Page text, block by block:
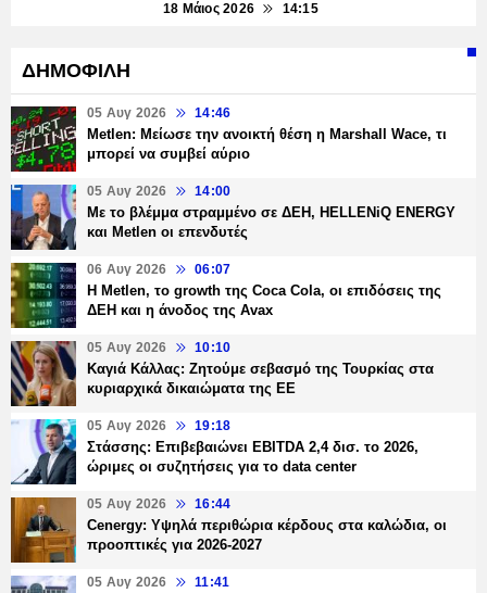
18 Μάιος 2026 14:15
ΔΗΜΟΦΙΛΗ
05 Αυγ 2026 14:46
Metlen: Μείωσε την ανοικτή θέση η Marshall Wace, τι
μπορεί να συμβεί αύριο
05 Αυγ 2026 14:00
Με το βλέμμα στραμμένο σε ΔΕΗ, HELLENiQ ENERGY
και Metlen οι επενδυτές
06 Αυγ 2026 06:07
H Metlen, το growth της Coca Cola, οι επιδόσεις της
ΔΕΗ και η άνοδος της Avax
05 Αυγ 2026 10:10
Καγιά Κάλλας: Ζητούμε σεβασμό της Τουρκίας στα
κυριαρχικά δικαιώματα της ΕΕ
05 Αυγ 2026 19:18
Στάσσης: Επιβεβαιώνει EBITDA 2,4 δισ. το 2026,
ώριμες οι συζητήσεις για το data center
05 Αυγ 2026 16:44
Cenergy: Υψηλά περιθώρια κέρδους στα καλώδια, οι
προοπτικές για 2026-2027
05 Αυγ 2026 11:41